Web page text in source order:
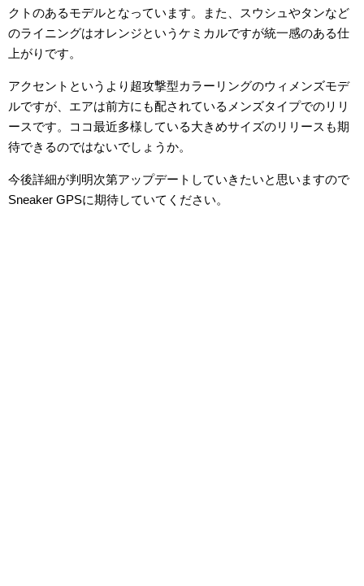
クトのあるモデルとなっています。また、スウシュやタンなど
のライニングはオレンジというケミカルですが統一感のある仕
上がりです。
アクセントというより超攻撃型カラーリングのウィメンズモデ
ルですが、エアは前方にも配されているメンズタイプでのリリ
ースです。ココ最近多様している大きめサイズのリリースも期
待できるのではないでしょうか。
今後詳細が判明次第アップデートしていきたいと思いますので
Sneaker GPSに期待していてください。